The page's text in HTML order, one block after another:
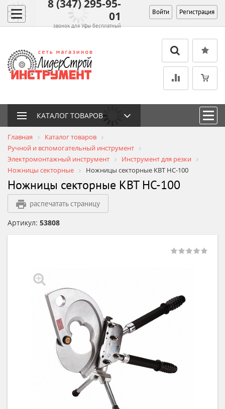
8 (347) 295-95-
01
звонок для Уфы бесплатный
Войти Регистрация
КАТАЛОГ ТОВАРОВ
Главная
Каталог товаров
Ручной и вспомогательный инструмент
Электромонтажный инструмент
Инструмент для резки
Ножницы секторные
Ножницы секторные КВТ НС-100
Ножницы секторные КВТ НС-100
распечатать страницу
Артикул: 53808